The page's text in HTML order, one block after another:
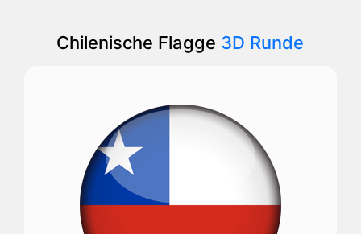
Chilenische Flagge 3D Runde